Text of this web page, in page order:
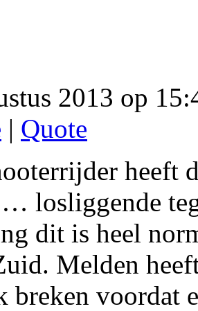
2013 op
| Quote
heeft
losliggende
dit is heel
Melden
breken voordat